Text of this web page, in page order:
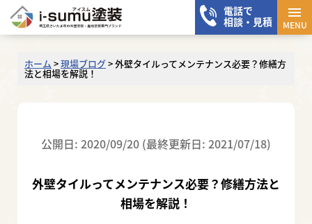
電話で
相談・見積
メ
MENU
ホーム >現場ブログ>外壁タイルってメンテナンス必要？修繕方
法と相場を解説！
公開日: 2020/09/20 (最終更新日: 2021/07/18)
外壁タイルってメンテナンス必要？修繕方法と
相場を解説！